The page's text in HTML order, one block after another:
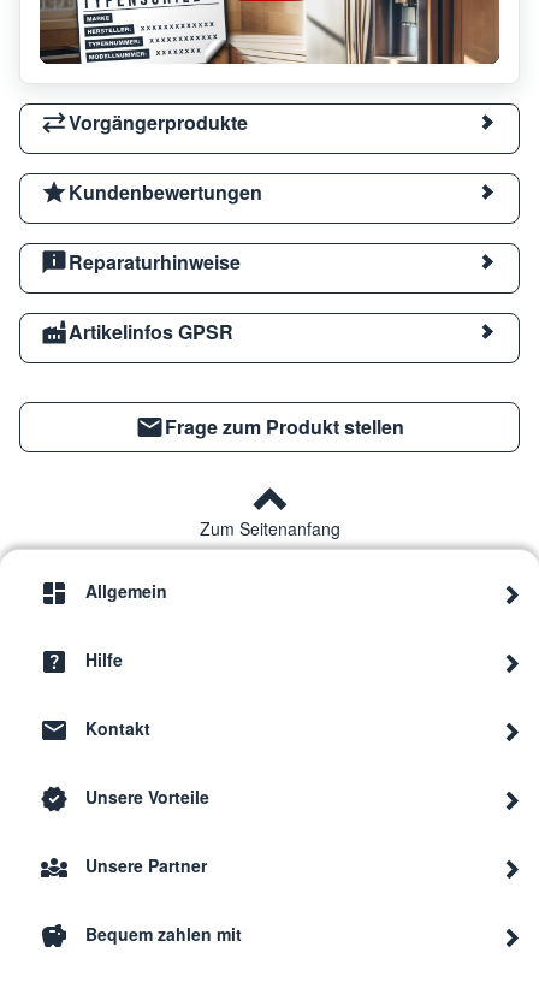
Vorgängerprodukte
Kundenbewertungen
Reparaturhinweise
Artikelinfos GPSR
Frage zum Produkt stellen
Zum Seitenanfang
Allgemein
Hilfe
Kontakt
Unsere Vorteile
Unsere Partner
Bequem zahlen mit